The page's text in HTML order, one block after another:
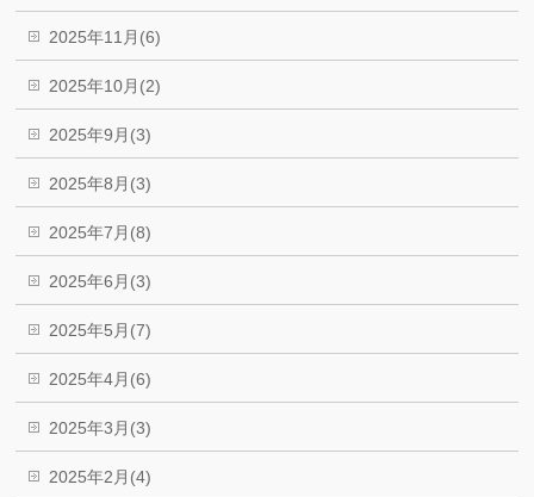
2025年11月(6)
2025年10月(2)
2025年9月(3)
2025年8月(3)
2025年7月(8)
2025年6月(3)
2025年5月(7)
2025年4月(6)
2025年3月(3)
2025年2月(4)